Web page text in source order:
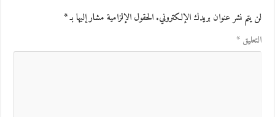
لن يتم نشر عنوان بريدك الإلكتروني.الحقول الإلزامية مشار إليها بـ*
التعليق*